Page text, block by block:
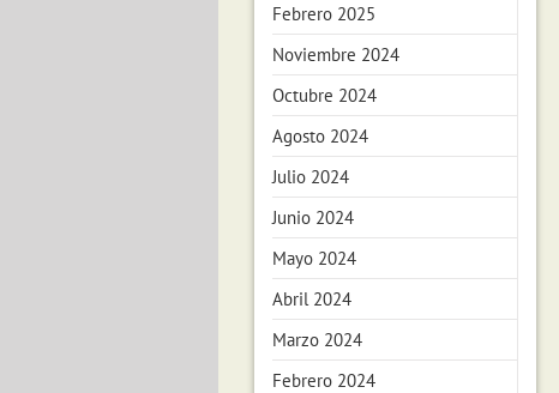
Febrero 2025
Noviembre 2024
Octubre 2024
Agosto 2024
Julio 2024
Junio 2024
Mayo 2024
Abril 2024
Marzo 2024
Febrero 2024